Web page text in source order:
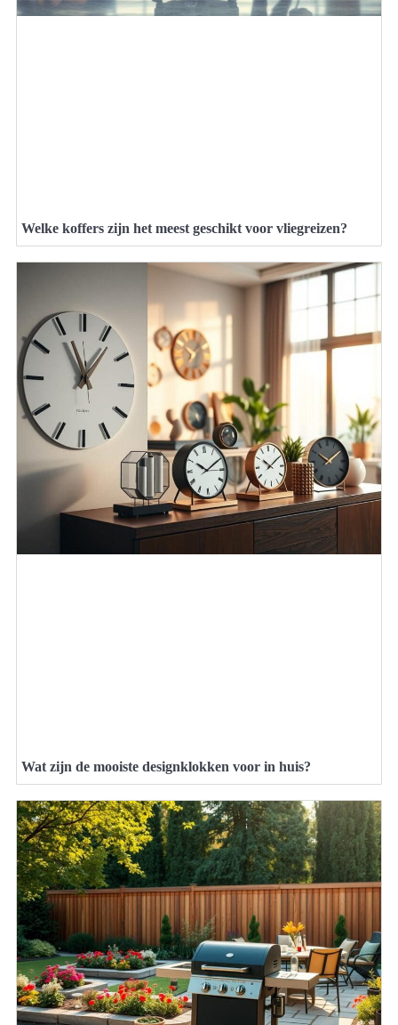
Welke koffers zijn het meest geschikt voor vliegreizen?
Wat zijn de mooiste designklokken voor in huis?